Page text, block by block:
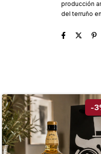
producción
del terruño
-3